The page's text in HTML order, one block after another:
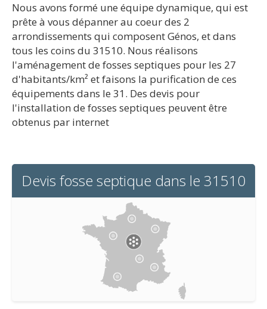
Nous avons formé une équipe dynamique, qui est
prête à vous dépanner au coeur des 2
arrondissements qui composent Génos, et dans
tous les coins du 31510. Nous réalisons
l'aménagement de fosses septiques pour les 27
d'habitants/km² et faisons la purification de ces
équipements dans le 31. Des devis pour
l'installation de fosses septiques peuvent être
obtenus par internet
Devis fosse septique dans le 31510